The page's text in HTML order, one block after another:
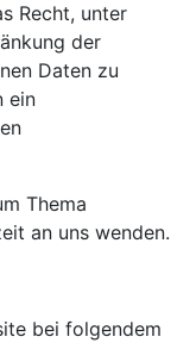
Recht, unter
der
Daten zu
ein
Thema
an uns wenden.
bei folgendem